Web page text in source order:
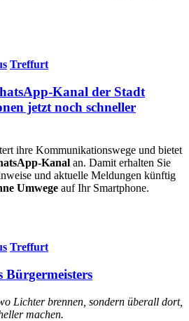
Treffurt
Kanal der Stadt
jetzt noch schneller
ihre Kommunikationswege und bietet
Kanal an. Damit erhalten Sie
und aktuelle Meldungen künftig
Umwege auf Ihr Smartphone.
Treffurt
Bürgermeisters
Lichter brennen, sondern überall dort,
machen.